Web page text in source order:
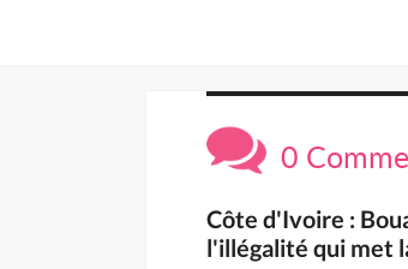
0
Côte d'Ivoire :
l'illégalité qui met